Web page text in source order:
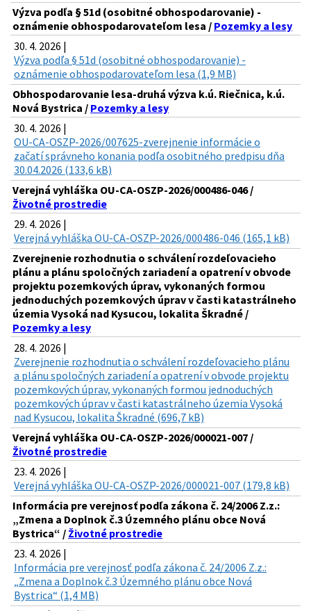
Výzva podľa § 51d (osobitné obhospodarovanie) -
oznámenie obhospodarovateľom lesa / Pozemky a lesy
30. 4. 2026 |
Výzva podľa § 51d (osobitné obhospodarovanie) -
oznámenie obhospodarovateľom lesa (1,9 MB)
Obhospodarovanie lesa-druhá výzva k.ú. Riečnica, k.ú.
Nová Bystrica / Pozemky a lesy
30. 4. 2026 |
OU-CA-OSZP-2026/007625-zverejnenie informácie o
začatí správneho konania podľa osobitného predpisu dňa
30.04.2026 (133,6 kB)
Verejná vyhláška OU-CA-OSZP-2026/000486-046 /
Životné prostredie
29. 4. 2026 |
Verejná vyhláška OU-CA-OSZP-2026/000486-046 (165,1 kB)
Zverejnenie rozhodnutia o schválení rozdeľovacieho
plánu a plánu spoločných zariadení a opatrení v obvode
projektu pozemkových úprav, vykonaných formou
jednoduchých pozemkových úprav v časti katastrálneho
územia Vysoká nad Kysucou, lokalita Škradné /
Pozemky a lesy
28. 4. 2026 |
Zverejnenie rozhodnutia o schválení rozdeľovacieho plánu
a plánu spoločných zariadení a opatrení v obvode projektu
pozemkových úprav, vykonaných formou jednoduchých
pozemkových úprav v časti katastrálneho územia Vysoká
nad Kysucou, lokalita Škradné (696,7 kB)
Verejná vyhláška OU-CA-OSZP-2026/000021-007 /
Životné prostredie
23. 4. 2026 |
Verejná vyhláška OU-CA-OSZP-2026/000021-007 (179,8 kB)
Informácia pre verejnosť podľa zákona č. 24/2006 Z.z.:
„Zmena a Doplnok č.3 Územného plánu obce Nová
Bystrica“ / Životné prostredie
23. 4. 2026 |
Informácia pre verejnosť podľa zákona č. 24/2006 Z.z.:
„Zmena a Doplnok č.3 Územného plánu obce Nová
Bystrica“ (1,4 MB)